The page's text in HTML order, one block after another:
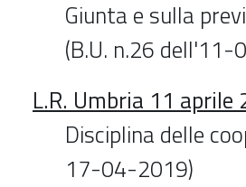
Giunta e sulla
(B.U. n.26
L.R. Umbria 11 aprile
Disciplina delle
17-04-2019)